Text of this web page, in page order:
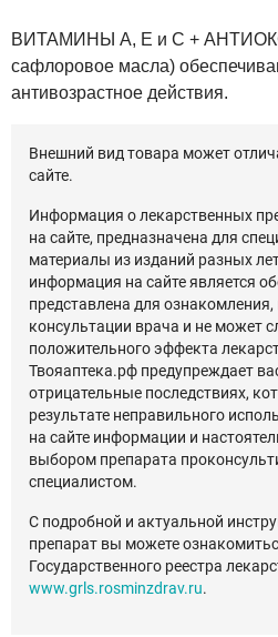
ВИТАМИНЫ A, E и C +
сафлоровое масла)
антивозрастное действия.
Внешний вид товара может
сайте.
Информация о лекарственных
на сайте, предназначена для
материалы из изданий разных
информация на сайте является
представлена для ознакомления,
консультации врача и не может
положительного эффекта
Твояаптека.рф предупреждает
отрицательные последствиях,
результате неправильного
на сайте информации и
выбором препарата
специалистом.
С подробной и актуальной
препарат вы можете
Государственного реестра
www.grls.rosminzdrav.ru.